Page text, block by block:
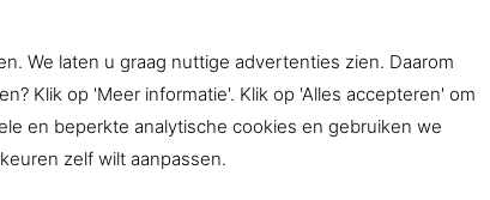
Contact
We laten u graag nuttige advertenties zien. Daarom
Klik op 'Meer informatie'. Klik op 'Alles accepteren' om
en beperkte analytische cookies en gebruiken we
zelf wilt aanpassen.